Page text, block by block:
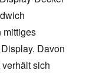
mittiges
Davon
sich